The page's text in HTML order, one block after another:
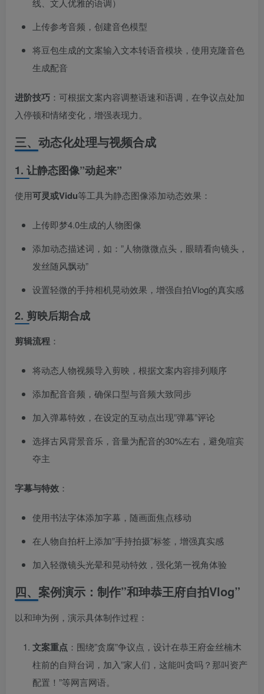
线、文人优雅的语调）
上传参考音频，创建音色模型
将豆包生成的文案输入文本转语音模块，使用克隆音色
生成配音
进阶技巧 ​：可根据文案内容调整语速和语调，在争议点处加
入停顿和情绪变化，增强表现力。
三、动态化处理与视频合成
1. 让静态图像”动起来”
使用可灵或Vidu等工具为静态图像添加动态效果：
上传即梦4.0生成的人物图像
添加动态描述词，如：”人物微微点头，眼睛看向镜头，
发丝随风飘动”
设置轻微的手持相机晃动效果，增强自拍Vlog的真实感
2. 剪映后期合成
剪辑流程 ​：
将动态人物视频导入剪映，根据文案内容排列顺序
添加配音音频，确保口型与音频大致同步
加入弹幕特效，在设定的互动点出现”弹幕”评论
选择古风背景音乐，音量为配音的30%左右，避免喧宾
夺主
字幕与特效 ​：
使用书法字体添加字幕，随画面焦点移动
在人物自拍杆上添加”手持拍摄”标签，增强真实感
加入轻微镜头光晕和晃动特效，强化第一视角体验
四、案例演示：制作”和珅恭王府自拍Vlog”
以和珅为例，演示具体制作过程：
文案重点 ​：围绕”贪腐”争议点，设计在恭王府金丝楠木
柱前的自辩台词，加入”家人们，这能叫贪吗？那叫资产
配置！”等网言网语。